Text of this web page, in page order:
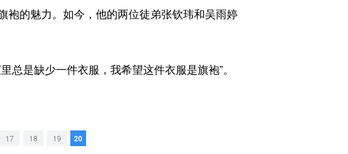
的魅力。如今，他的两位徒弟张钦玮和吴雨婷
是缺少一件衣服，我希望这件衣服是旗袍”。
17 18 19 20